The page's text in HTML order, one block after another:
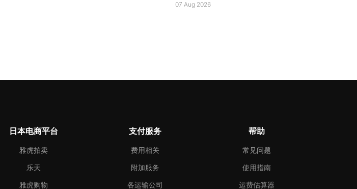
07 Aug 2026
日本电商平台
雅虎拍卖
乐天
雅虎购物
支付服务
费用相关
附加服务
各运输公司
帮助
常见问题
使用指南
运费估算器